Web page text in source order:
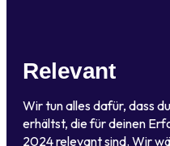
Relevant
Wir tun alles dafür, dass
erhältst, die für deinen
2024 relevant sind. Wir